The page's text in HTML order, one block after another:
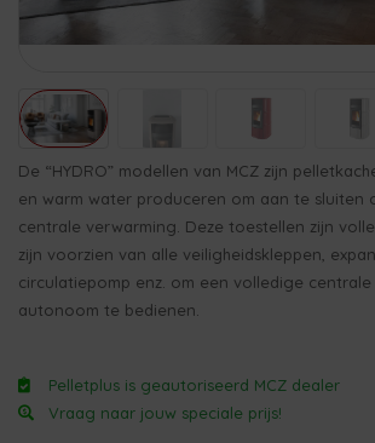
De “HYDRO” modellen van MCZ zijn
en warm water produceren om aan te sluiten
centrale verwarming. Deze toestellen zijn
zijn voorzien van alle veiligheidskleppen,
circulatiepomp enz. om een volledige
autonoom te bedienen.
Pelletplus is geautoriseerd MCZ dealer
Vraag naar jouw speciale prijs!